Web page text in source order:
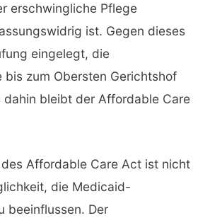
erschwingliche Pflege
ist. Gegen dieses
eingelegt, die
bis zum Obersten Gerichtshof
dahin bleibt der Affordable Care
Affordable Care Act ist nicht
die Medicaid-
beeinflussen. Der